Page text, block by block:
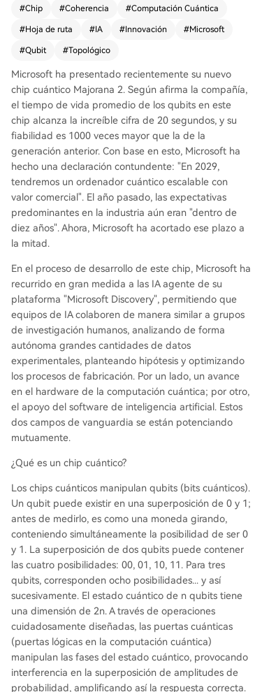
n el superconductor, mejorando la protección. L
Discovery aceleró drásticamente la investigació
n, analizando datos, optimizando parámetros y r
esolviendo problemas como el "ruido fantasma".
Sin embargo, persisten desafíos: el chip actual s
olo tiene 12 cúbits, lejos del millón necesario par
a aplicaciones comerciales. Incluso con 20 segun
dos de coherencia, los algoritmos prácticos requi
eren miles de millones de operaciones. Otros pro
blemas son el alto costo de compilación de circu
itos y la verificación de resultados. Mientras com
petidores como Google e IBM siguen otras rutas,
como los cúbits superconductores, el avance de
Microsoft acerca la computación cuántica comer
cial, pero su promesa para 2029 aún debe super
#Chip #Coherencia #Computación Cuántica
#Hoja de ruta #IA #Innovación #Microsoft
#Qubit #Topológico
Microsoft ha presentado recientemente su nuevo
chip cuántico Majorana 2. Según afirma la compañía,
el tiempo de vida promedio de los qubits en este
chip alcanza la increíble cifra de 20 segundos, y su
fiabilidad es 1000 veces mayor que la de la
generación anterior. Con base en esto, Microsoft ha
hecho una declaración contundente: "En 2029,
tendremos un ordenador cuántico escalable con
valor comercial". El año pasado, las expectativas
predominantes en la industria aún eran "dentro de
diez años". Ahora, Microsoft ha acortado ese plazo a
la mitad.
En el proceso de desarrollo de este chip, Microsoft ha
recurrido en gran medida a las IA agente de su
plataforma "Microsoft Discovery", permitiendo que
equipos de IA colaboren de manera similar a grupos
de investigación humanos, analizando de forma
autónoma grandes cantidades de datos
experimentales, planteando hipótesis y optimizando
los procesos de fabricación. Por un lado, un avance
en el hardware de la computación cuántica; por otro,
el apoyo del software de inteligencia artificial. Estos
dos campos de vanguardia se están potenciando
mutuamente.
¿Qué es un chip cuántico?
Los chips cuánticos manipulan qubits (bits cuánticos).
Un qubit puede existir en una superposición de 0 y 1;
antes de medirlo, es como una moneda girando,
conteniendo simultáneamente la posibilidad de ser 0
y 1. La superposición de dos qubits puede contener
las cuatro posibilidades: 00, 01, 10, 11. Para tres
qubits, corresponden ocho posibilidades... y así
sucesivamente. El estado cuántico de n qubits tiene
una dimensión de 2n. A través de operaciones
cuidadosamente diseñadas, las puertas cuánticas
(puertas lógicas en la computación cuántica)
manipulan las fases del estado cuántico, provocando
interferencia en la superposición de amplitudes de
probabilidad, amplificando así la respuesta correcta.